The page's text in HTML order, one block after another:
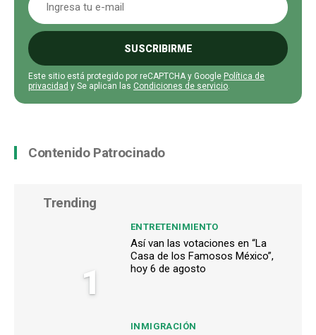
SUSCRIBIRME
Este sitio está protegido por reCAPTCHA y Google Política de
privacidad y Se aplican las Condiciones de servicio.
Contenido Patrocinado
Trending
1
ENTRETENIMIENTO
Así van las votaciones en “La
Casa de los Famosos México”,
hoy 6 de agosto
INMIGRACIÓN